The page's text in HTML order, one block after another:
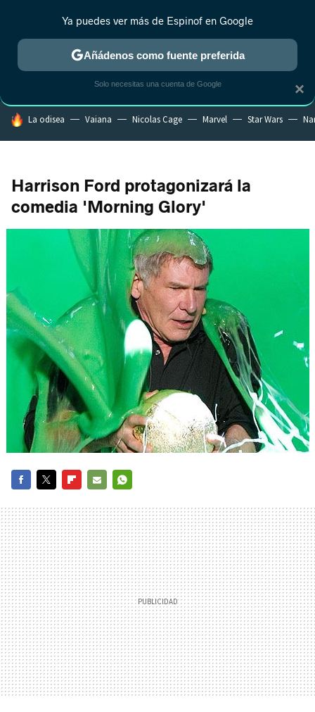
ESTRENOS REALITY ANIME RANKINGS CINE
HOY SE HABLA DE
La odisea Vaiana Nicolas Cage Marvel Star Wars
Harrison Ford protagonizará la
comedia 'Morning Glory'
MAIL
×
Ya puedes ver más de Espinof en Google
Añádenos como fuente preferida
Solo necesitas una cuenta de Google